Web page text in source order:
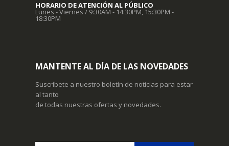
HORARIO DE ATENCIÓN AL PÚBLICO
Lunes - Viernes / 9:30AM - 14:30PM, 15:30PM -
18:30PM
MANTENTE AL DÍA DE LAS NOVEDADES
Suscríbete a nuestro boletín de noticias para estar
al tanto
de todas nuestras ofertas y novedades.